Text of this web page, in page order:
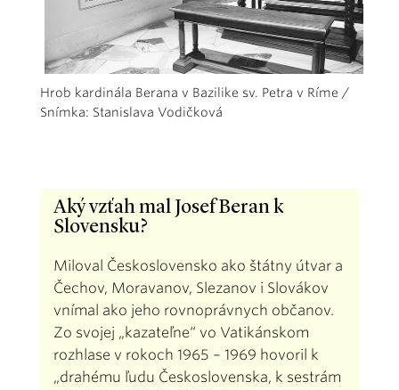
Hrob kardinála Berana v Bazilike sv. Petra v Ríme /
Snímka: Stanislava Vodičková
Aký vzťah mal Josef Beran k
Slovensku?
Miloval Československo ako štátny útvar a
Čechov, Moravanov, Slezanov i Slovákov
vnímal ako jeho rovnoprávnych občanov.
Zo svojej „kazateľne“ vo Vatikánskom
rozhlase v rokoch 1965 – 1969 hovoril k
„drahému ľudu Československa, k sestrám